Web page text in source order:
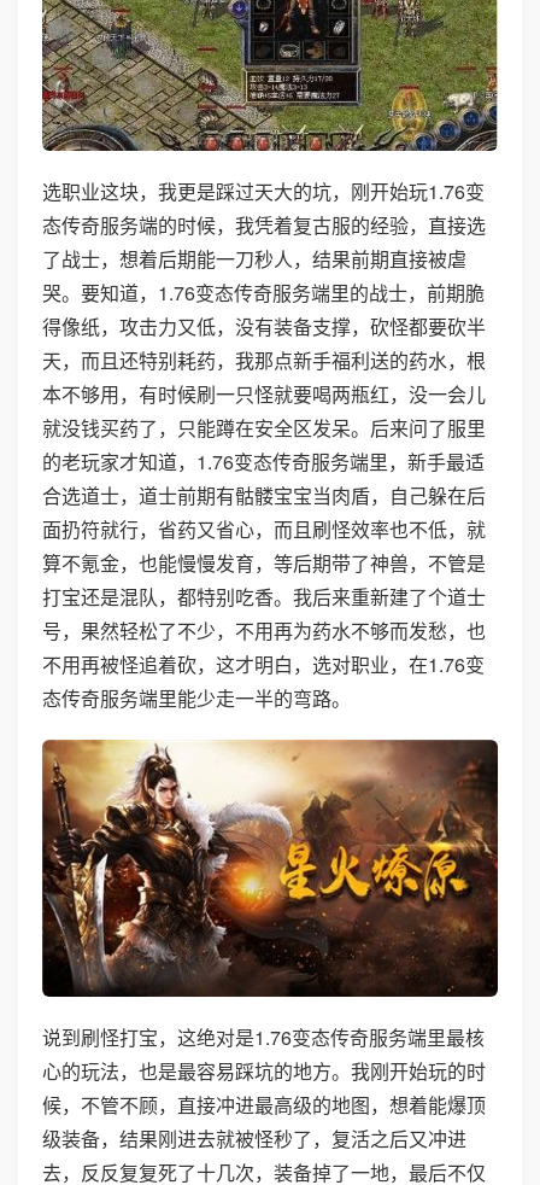
选职业这块，我更是踩过天大的坑，刚开始玩1.76变
态传奇服务端的时候，我凭着复古服的经验，直接选
了战士，想着后期能一刀秒人，结果前期直接被虐
哭。要知道，1.76变态传奇服务端里的战士，前期脆
得像纸，攻击力又低，没有装备支撑，砍怪都要砍半
天，而且还特别耗药，我那点新手福利送的药水，根
本不够用，有时候刷一只怪就要喝两瓶红，没一会儿
就没钱买药了，只能蹲在安全区发呆。后来问了服里
的老玩家才知道，1.76变态传奇服务端里，新手最适
合选道士，道士前期有骷髅宝宝当肉盾，自己躲在后
面扔符就行，省药又省心，而且刷怪效率也不低，就
算不氪金，也能慢慢发育，等后期带了神兽，不管是
打宝还是混队，都特别吃香。我后来重新建了个道士
号，果然轻松了不少，不用再为药水不够而发愁，也
不用再被怪追着砍，这才明白，选对职业，在1.76变
态传奇服务端里能少走一半的弯路。
说到刷怪打宝，这绝对是1.76变态传奇服务端里最核
心的玩法，也是最容易踩坑的地方。我刚开始玩的时
候，不管不顾，直接冲进最高级的地图，想着能爆顶
级装备，结果刚进去就被怪秒了，复活之后又冲进
去，反反复复死了十几次，装备掉了一地，最后不仅